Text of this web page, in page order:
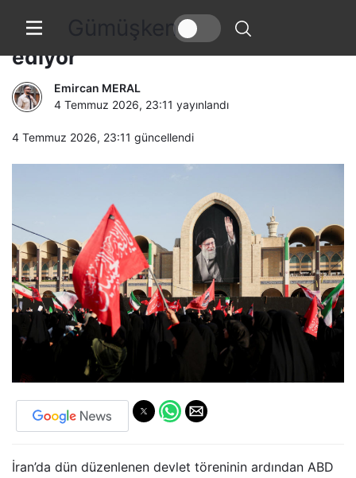
Gümüşkent
İran aylar sonra Hamaney’e veda
ediyor
Emircan MERAL
4 Temmuz 2026, 23:11 yayınlandı
4 Temmuz 2026, 23:11 güncellendi
İran’da dün düzenlenen devlet töreninin ardından ABD